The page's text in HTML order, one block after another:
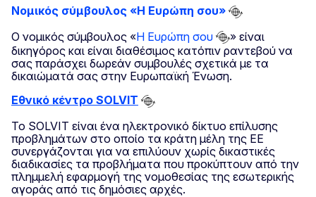
Νομικός σύμβουλος «Η Ευρώπη σου»
Ο νομικός σύμβουλος «Η Ευρώπη σου
» είναι
δικηγόρος και είναι διαθέσιμος κατόπιν ραντεβού να
σας παράσχει δωρεάν συμβουλές σχετικά με τα
δικαιώματά σας στην Ευρωπαϊκή Ένωση.
Εθνικό κέντρο SOLVIT
Το SOLVIT είναι ένα ηλεκτρονικό δίκτυο επίλυσης
προβλημάτων στο οποίο τα κράτη μέλη της ΕΕ
συνεργάζονται για να επιλύουν χωρίς δικαστικές
διαδικασίες τα προβλήματα που προκύπτουν από την
πλημμελή εφαρμογή της νομοθεσίας της εσωτερικής
αγοράς από τις δημόσιες αρχές.